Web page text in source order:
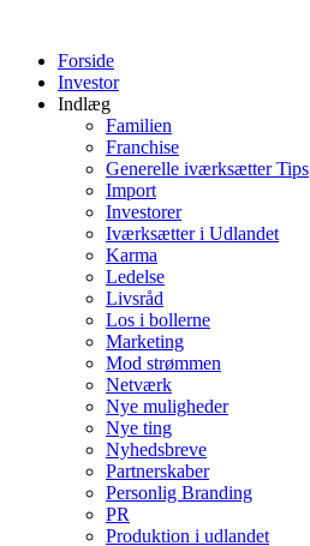
indholdForside
Investor
Indlæg
Familien
Franchise
Generelle iværksætter Tips
Import
Investorer
Iværksætter i Udlandet
Karma
Ledelse
Livsråd
Los i bollerne
Marketing
Mod strømmen
Netværk
Nye muligheder
Nye ting
Nyhedsbreve
Partnerskaber
Personlig Branding
PR
Produktion i udlandet